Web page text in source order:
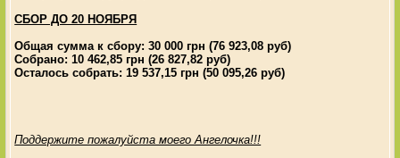
СБОР ДО 20 НОЯБРЯ
Общая сумма к сбору: 30 000 грн (76 923,08 руб)
Собрано: 10 462,85 грн (26 827,82 руб)
Осталось собрать: 19 537,15 грн (50 095,26 руб)
Поддержите пожалуйста моего Ангелочка!!!